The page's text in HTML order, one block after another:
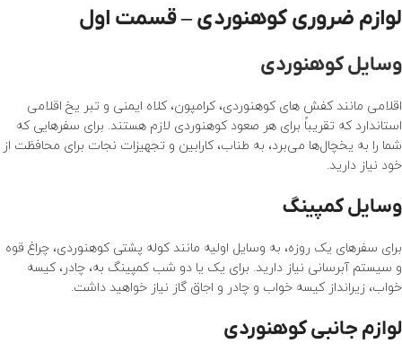
لوازم ضروری کوهنوردی – قسمت اول
وسایل کوهنوردی
اقلامی مانند کفش های کوهنوردی، کرامپون، کلاه ایمنی و تبر یخ اقلامی
استاندارد که تقریباً برای هر صعود کوهنوردی لازم هستند. برای سفرهایی که
شما را به یخچال‌ها می‌برد، به طناب، کارابین و تجهیزات نجات برای محافظت از
خود نیاز دارید.
وسایل کمپینگ
برای سفرهای یک روزه، به وسایل اولیه مانند کوله پشتی کوهنوردی، چراغ قوه
و سیستم آبرسانی نیاز دارید. برای یک یا دو شب کمپینگ به، چادر، کیسه
خواب، زیرانداز کیسه خواب و چادر و اجاق گاز نیاز خواهید داشت.
لوازم جانبی کوهنوردی